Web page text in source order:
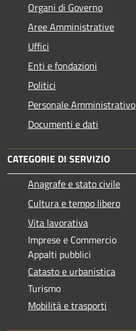
Organi di Governo
Aree Amministrative
Uffici
Enti e fondazioni
Politici
Personale Amministrativo
Documenti e dati
CATEGORIE DI SERVIZIO
Anagrafe e stato civile
Cultura e tempo libero
Vita lavorativa
Imprese e Commercio
Appalti pubblici
Catasto e urbanistica
Turismo
Mobilità e trasporti